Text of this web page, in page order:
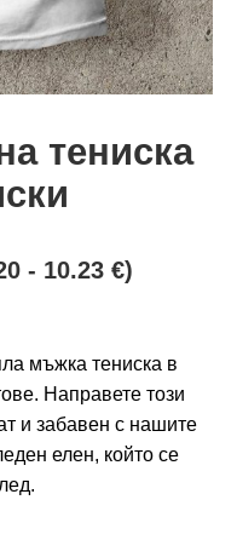
тениска
- 10.23 €)
мъжка тениска в
Направете този
и забавен с нашите
елен, който се